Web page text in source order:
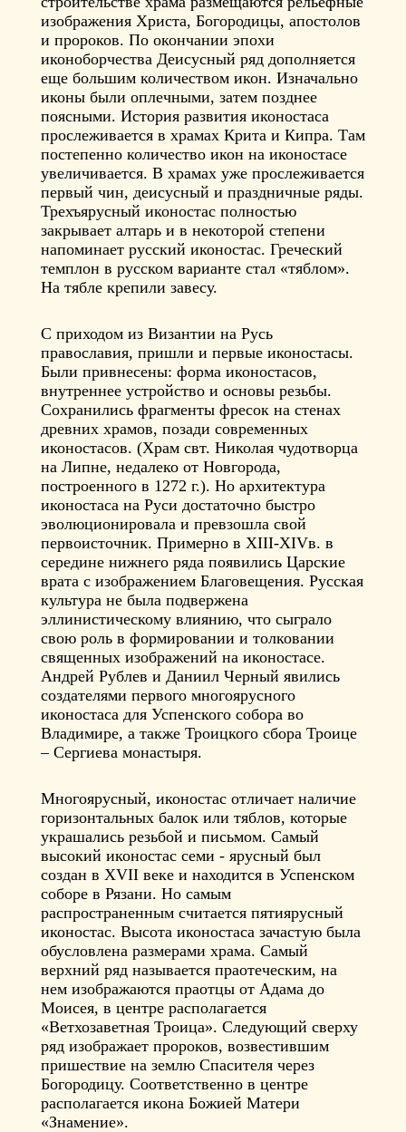
изображения Христа, Богородицы, апостолов
и пророков. По окончании эпохи
иконоборчества Деисусный ряд дополняется
еще большим количеством икон. Изначально
иконы были оплечными, затем позднее
поясными. История развития иконостаса
прослеживается в храмах Крита и Кипра. Там
постепенно количество икон на иконостасе
увеличивается. В храмах уже прослеживается
первый чин, деисусный и праздничные ряды.
Трехъярусный иконостас полностью
закрывает алтарь и в некоторой степени
напоминает русский иконостас. Греческий
темплон в русском варианте стал «тяблом».
На тябле крепили завесу.
С приходом из Византии на Русь
православия, пришли и первые иконостасы.
Были привнесены: форма иконостасов,
внутреннее устройство и основы резьбы.
Сохранились фрагменты фресок на стенах
древних храмов, позади современных
иконостасов. (Храм свт. Николая чудотворца
на Липне, недалеко от Новгорода,
построенного в 1272 г.). Но архитектура
иконостаса на Руси достаточно быстро
эволюционировала и превзошла свой
первоисточник. Примерно в XIII-XIVв. в
середине нижнего ряда появились Царские
врата с изображением Благовещения. Русская
культура не была подвержена
эллинистическому влиянию, что сыграло
свою роль в формировании и толковании
священных изображений на иконостасе.
Андрей Рублев и Даниил Черный явились
создателями первого многоярусного
иконостаса для Успенского собора во
Владимире, а также Троицкого сбора Троице
– Сергиева монастыря.
Многоярусный, иконостас отличает наличие
горизонтальных балок или тяблов, которые
украшались резьбой и письмом. Самый
высокий иконостас семи - ярусный был
создан в XVII веке и находится в Успенском
соборе в Рязани. Но самым
распространенным считается пятиярусный
иконостас. Высота иконостаса зачастую была
обусловлена размерами храма. Самый
верхний ряд называется праотеческим, на
нем изображаются праотцы от Адама до
Моисея, в центре располагается
«Ветхозаветная Троица». Следующий сверху
ряд изображает пророков, возвестившим
пришествие на землю Спасителя через
Богородицу. Соответственно в центре
располагается икона Божией Матери
«Знамение».